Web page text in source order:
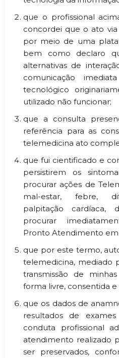
que o profissional
concordei que o ato
por meio de uma
bem como declaro
alternativas de
comunicação
tecnológico
utilizado não funcionar;
que a consulta
referência para as
telemedicina ato
que fui cientificado e
persistirem os
procurar ações de
mal-estar, febre,
palpitação cardíaca,
procurar
Pronto Atendimento
que por este termo,
telemedicina, mediado
transmissão de
forma livre, consentida e
que os dados de
resultados de
conduta profissional
atendimento realizado
ser preservados,